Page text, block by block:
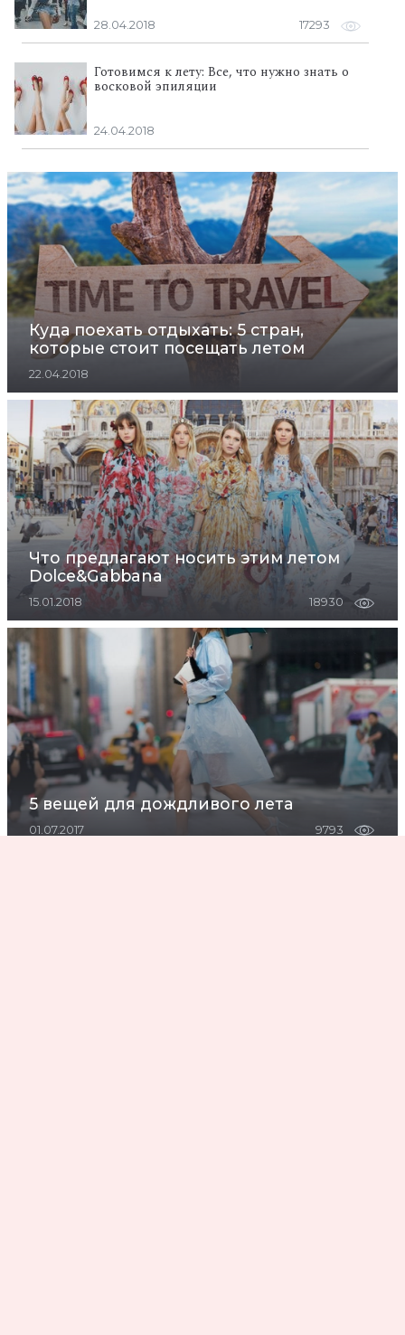
28.04.2018 17293
Готовимся к лету: Все, что нужно знать о
восковой эпиляции
24.04.2018
Куда поехать отдыхать: 5 стран,
которые стоит посещать летом
22.04.2018
Что предлагают носить этим летом
Dolce&Gabbana
15.01.2018 18930
5 вещей для дождливого лета
01.07.2017 9793